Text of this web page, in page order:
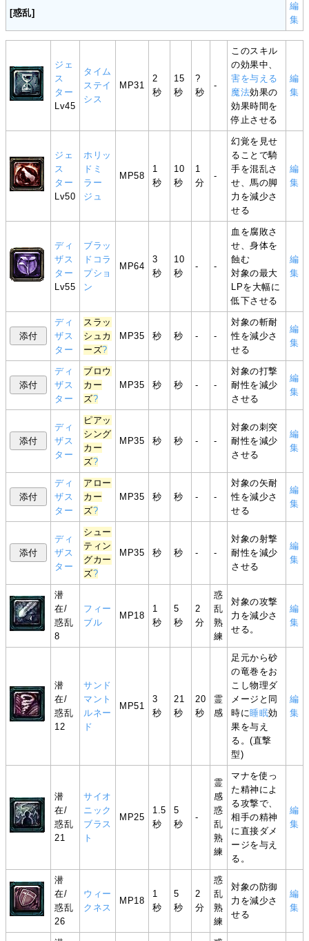
[惑乱]
編
集
ジェ
ス
ター
Lv45
タイム
ステイ
シス
MP31
2
秒
15
秒
?
秒
-
このスキル
の効果中、
害を与える
魔法効果の
効果時間を
停止させる
編
集
ジェ
ス
ター
Lv50
ホリッ
ドミ
ラー
ジュ
MP58
1
秒
10
秒
1
分
-
幻覚を見せ
ることで騎
手を混乱さ
せ、馬の脚
力を減少さ
せる
編
集
ディ
ザス
ター
Lv55
ブラッ
ドコラ
プショ
ン
MP64
3
秒
10
秒
- -
血を腐敗さ
せ、身体を
蝕む
対象の最大
LPを大幅に
低下させる
編
集
ディ
ザス
ター
スラッ
シュカ
ーズ?
MP35 秒 秒 - -
対象の斬耐
性を減少さ
せる
編
集
ディ
ザス
ター
ブロウ
カー
ズ?
MP35 秒 秒 - -
対象の打撃
耐性を減少
させる
編
集
ディ
ザス
ター
ピアッ
シング
カー
ズ?
MP35 秒 秒 - -
対象の刺突
耐性を減少
させる
編
集
ディ
ザス
ター
アロー
カー
ズ?
MP35 秒 秒 - -
対象の矢耐
性を減少さ
せる
編
集
ディ
ザス
ター
シュー
ティン
グカー
ズ?
MP35 秒 秒 - -
対象の射撃
耐性を減少
させる
編
集
潜
在/
惑乱
8
フィー
ブル
MP18
1
秒
5
秒
2
分
惑
乱
熟
練
対象の攻撃
力を減少さ
せる。
編
集
潜
在/
惑乱
12
サンド
マント
ルネー
ド
MP51
3
秒
21
秒
20
秒
霊
感
足元から砂
の竜巻をお
こし物理ダ
メージと同
時に睡眠効
果を与え
る。(直撃
型)
編
集
潜
在/
惑乱
21
サイオ
ニック
ブラス
ト
MP25
1.5
秒
5
秒
-
霊
感
惑
乱
熟
練
マナを使っ
た精神によ
る攻撃で、
相手の精神
に直接ダメ
ージを与え
る。
編
集
潜
在/
惑乱
26
ウィー
クネス
MP18
1
秒
5
秒
2
分
惑
乱
熟
練
対象の防御
力を減少さ
せる
編
集